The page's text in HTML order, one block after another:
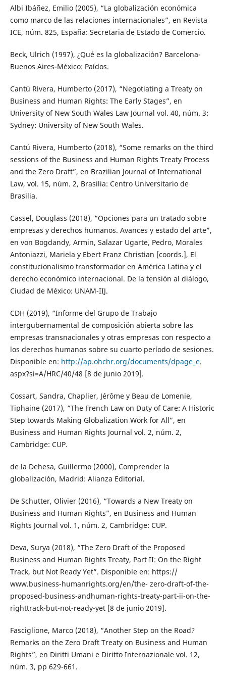
Albi Ibáñez, Emilio (2005), “La globalización económica
como marco de las relaciones internacionales”, en Revista
ICE, núm. 825, España: Secretaria de Estado de Comercio.
Beck, Ulrich (1997), ¿Qué es la globalización? Barcelona-
Buenos Aires-México: Paídos.
Cantú Rivera, Humberto (2017), “Negotiating a Treaty on
Business and Human Rights: The Early Stages”, en
University of New South Wales Law Journal vol. 40, núm. 3:
Sydney: University of New South Wales.
Cantú Rivera, Humberto (2018), “Some remarks on the third
sessions of the Business and Human Rights Treaty Process
and the Zero Draft”, en Brazilian Journal of International
Law, vol. 15, núm. 2, Brasilia: Centro Universitario de
Brasilia.
Cassel, Douglass (2018), “Opciones para un tratado sobre
empresas y derechos humanos. Avances y estado del arte”,
en von Bogdandy, Armin, Salazar Ugarte, Pedro, Morales
Antoniazzi, Mariela y Ebert Franz Christian [coords.], El
constitucionalismo transformador en América Latina y el
derecho económico internacional. De la tensión al diálogo,
Ciudad de México: UNAM-IIJ.
CDH (2019), “Informe del Grupo de Trabajo
intergubernamental de composición abierta sobre las
empresas transnacionales y otras empresas con respecto a
los derechos humanos sobre su cuarto período de sesiones.
Disponible en: http://ap.ohchr.org/documents/dpage_e.
aspx?si=A/HRC/40/48 [8 de junio 2019].
Cossart, Sandra, Chaplier, Jérôme y Beau de Lomenie,
Tiphaine (2017), “The French Law on Duty of Care: A Historic
Step towards Making Globalization Work for All”, en
Business and Human Rights Journal vol. 2, núm. 2,
Cambridge: CUP.
de la Dehesa, Guillermo (2000), Comprender la
globalización, Madrid: Alianza Editorial.
De Schutter, Olivier (2016), “Towards a New Treaty on
Business and Human Rights”, en Business and Human
Rights Journal vol. 1, núm. 2, Cambridge: CUP.
Deva, Surya (2018), “The Zero Draft of the Proposed
Business and Human Rights Treaty, Part II: On the Right
Track, but Not Ready Yet”. Disponible en: https://
www.business-humanrights.org/en/the- zero-draft-of-the-
proposed-business-andhuman-rights-treaty-part-ii-on-the-
righttrack-but-not-ready-yet [8 de junio 2019].
Fasciglione, Marco (2018), “Another Step on the Road?
Remarks on the Zero Draft Treaty on Business and Human
Rights”, en Diritti Umani e Diritto Internazionale vol. 12,
núm. 3, pp 629-661.